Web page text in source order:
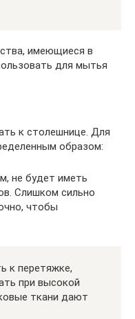
имеющиеся в
для мытья
к столешнице. Для
образом:
не будет иметь
Слишком сильно
чтобы
к перетяжке,
при высокой
ткани дают